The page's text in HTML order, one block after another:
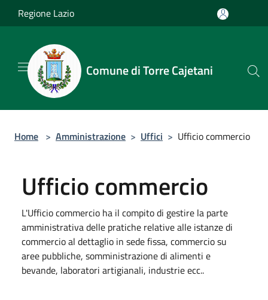
Salta al contenuto principale
Regione Lazio
Comune di Torre Cajetani
Home > Amministrazione > Uffici > Ufficio commercio
Ufficio commercio
L'Ufficio commercio ha il compito di gestire la parte
amministrativa delle pratiche relative alle istanze di
commercio al dettaglio in sede fissa, commercio su
aree pubbliche, somministrazione di alimenti e
bevande, laboratori artigianali, industrie ecc..